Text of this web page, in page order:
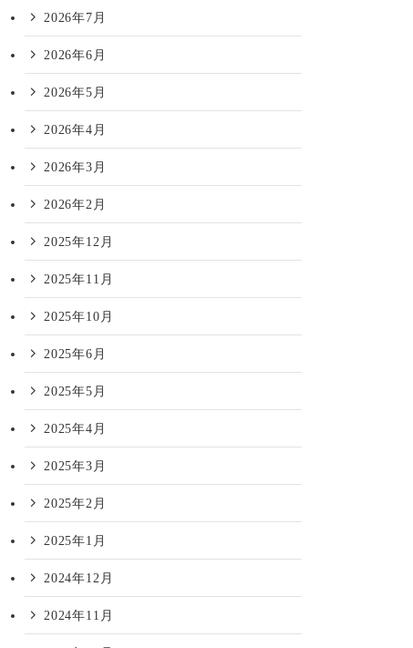
2026年7月
2026年6月
2026年5月
2026年4月
2026年3月
2026年2月
2025年12月
2025年11月
2025年10月
2025年6月
2025年5月
2025年4月
2025年3月
2025年2月
2025年1月
2024年12月
2024年11月